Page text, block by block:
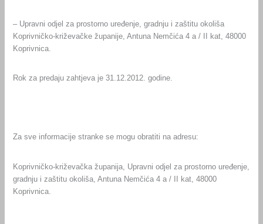
– Upravni odjel za prostorno uređenje, gradnju i zaštitu okoliša
Koprivničko-križevačke županije, Antuna Nemčića 4 a / II kat, 48000
Koprivnica.
Rok za predaju zahtjeva je 31.12.2012. godine.
Za sve informacije stranke se mogu obratiti na adresu:
Koprivničko-križevačka županija, Upravni odjel za prostorno uređenje,
gradnju i zaštitu okoliša, Antuna Nemčića 4 a / II kat, 48000
Koprivnica.